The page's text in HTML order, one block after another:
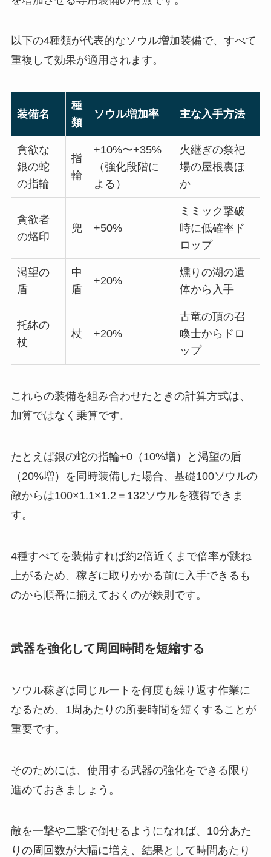
以下の4種類が代表的なソウル増加装備で、すべて
重複して効果が適用されます。
装備名
種
類
ソウル増加率 主な入手方法
貪欲な
銀の蛇
の指輪
指
輪
+10%〜+35%
（強化段階に
よる）
火継ぎの祭祀
場の屋根裏ほ
か
貪欲者
の烙印
兜 +50%
ミミック撃破
時に低確率ド
ロップ
渇望の
盾
中
盾
+20%
燻りの湖の遺
体から入手
托鉢の
杖
杖 +20%
古竜の頂の召
喚士からドロ
ップ
これらの装備を組み合わせたときの計算方式は、
加算ではなく乗算です。
たとえば銀の蛇の指輪+0（10%増）と渇望の盾
（20%増）を同時装備した場合、基礎100ソウルの
敵からは100×1.1×1.2＝132ソウルを獲得できま
す。
4種すべてを装備すれば約2倍近くまで倍率が跳ね
上がるため、稼ぎに取りかかる前に入手できるも
のから順番に揃えておくのが鉄則です。
武器を強化して周回時間を短縮する
ソウル稼ぎは同じルートを何度も繰り返す作業に
なるため、1周あたりの所要時間を短くすることが
重要です。
そのためには、使用する武器の強化をできる限り
進めておきましょう。
敵を一撃や二撃で倒せるようになれば、10分あた
りの周回数が大幅に増え、結果として時間あたり